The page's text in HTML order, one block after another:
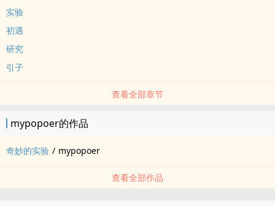
实验
初遇
研究
引子
查看全部章节
mypopoer的作品
奇妙的实验 / mypopoer
查看全部作品